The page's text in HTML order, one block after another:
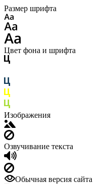
Размер шрифта
Цвет фона и шрифта
Изображения
Озвучивание текста
Обычная версия сайта